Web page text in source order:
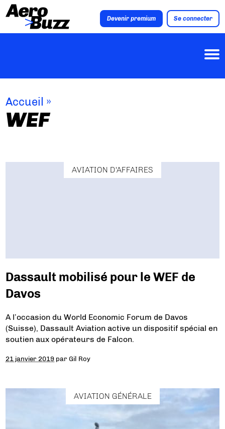
Devenir premium Se connecter
Accueil »
WEF
AVIATION D'AFFAIRES
Dassault mobilisé pour le WEF de
Davos
A l’occasion du World Economic Forum de Davos
(Suisse), Dassault Aviation active un dispositif spécial en
soutien aux opérateurs de Falcon.
21 janvier 2019 parGil Roy
AVIATION GÉNÉRALE